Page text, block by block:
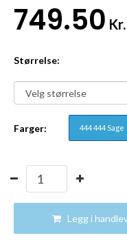
749.50 Kr.
Størrelse:
Farger: 444 444 Sage
Legg i